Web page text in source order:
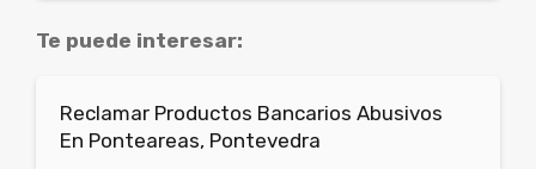
Te puede interesar:
Reclamar Productos Bancarios Abusivos
En Ponteareas, Pontevedra